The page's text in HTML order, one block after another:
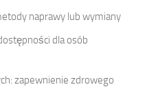
naprawy lub wymiany
dla osób
zapewnienie zdrowego